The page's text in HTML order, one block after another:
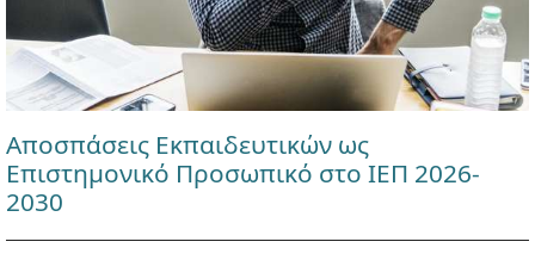
Αποσπάσεις Εκπαιδευτικών ως
Επιστημονικό Προσωπικό στο ΙΕΠ 2026-
2030